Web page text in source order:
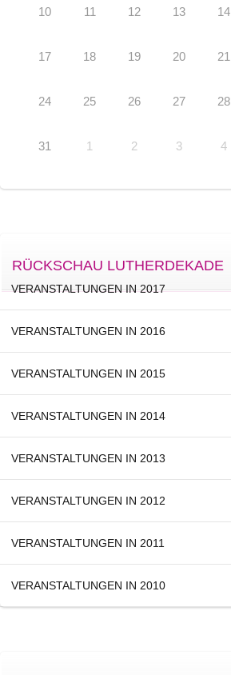
10 11 12 13 14
17 18 19 20 21
24 25 26 27 28
31 1 2 3 4
RÜCKSCHAU LUTHERDEKADE
VERANSTALTUNGEN IN 2017
VERANSTALTUNGEN IN 2016
VERANSTALTUNGEN IN 2015
VERANSTALTUNGEN IN 2014
VERANSTALTUNGEN IN 2013
VERANSTALTUNGEN IN 2012
VERANSTALTUNGEN IN 2011
VERANSTALTUNGEN IN 2010